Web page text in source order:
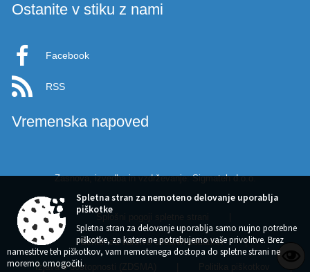
Ostanite v stiku z nami
Facebook
RSS
Vremenska napoved
Zasnova, izvedba in vzdrževanje: Sigmateh d.o.o.
Center za varstvo osebnih podatkov |
Izjava o dostopnosti (ZDSMA) |
Spletna stran za nemoteno delovanje uporablja
piškotke
Spletna stran za delovanje uporablja samo nujno potrebne
piškotke, za katere ne potrebujemo vaše privolitve. Brez
namestitve teh piškotkov, vam nemotenega dostopa do spletne strani ne
moremo omogočiti.